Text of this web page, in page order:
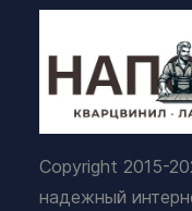
Copyright 2015-
надежный